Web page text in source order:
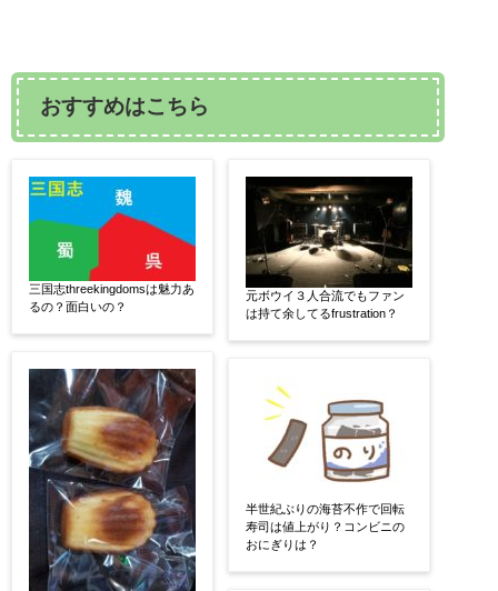
おすすめはこちら
三国志threekingdomsは魅力あ
るの？面白いの？
元ボウイ３人合流でもファン
は持て余してるfrustration？
半世紀ぶりの海苔不作で回転
寿司は値上がり？コンビニの
おにぎりは？